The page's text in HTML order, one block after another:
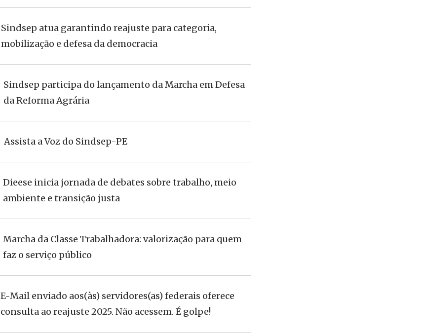
Sindsep atua garantindo reajuste para categoria,
mobilização e defesa da democracia
Sindsep participa do lançamento da Marcha em Defesa
da Reforma Agrária
Assista a Voz do Sindsep-PE
Dieese inicia jornada de debates sobre trabalho, meio
ambiente e transição justa
Marcha da Classe Trabalhadora: valorização para quem
faz o serviço público
E-Mail enviado aos(às) servidores(as) federais oferece
consulta ao reajuste 2025. Não acessem. É golpe!